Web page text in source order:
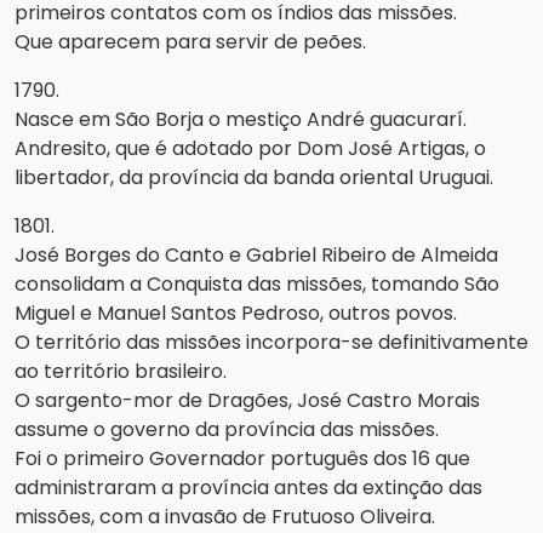
primeiros contatos com os índios das missões.
Que aparecem para servir de peões.
1790.
Nasce em São Borja o mestiço André guacurarí.
Andresito, que é adotado por Dom José Artigas, o
libertador, da província da banda oriental Uruguai.
1801.
José Borges do Canto e Gabriel Ribeiro de Almeida
consolidam a Conquista das missões, tomando São
Miguel e Manuel Santos Pedroso, outros povos.
O território das missões incorpora-se definitivamente
ao território brasileiro.
O sargento-mor de Dragões, José Castro Morais
assume o governo da província das missões.
Foi o primeiro Governador português dos 16 que
administraram a província antes da extinção das
missões, com a invasão de Frutuoso Oliveira.